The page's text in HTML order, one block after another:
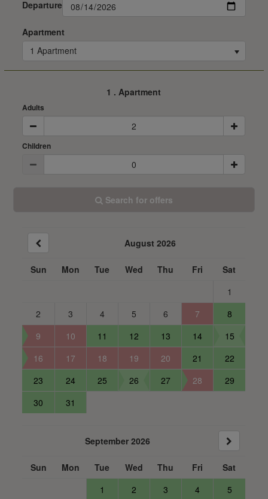
Departure
Apartment
1 Apartment
1 . Apartment
Adults
Children
Search for offers
August 2026
Sun Mon Tue Wed Thu Fri
Sat
1
2
3 4 5 6 7
8
9
10 11 12 13 14
15
16
17 18 19 20 21
22
23
24 25 26 27 28
29
30
31
September 2026
Sun Mon Tue Wed Thu Fri
Sat
1
2 3 4
5